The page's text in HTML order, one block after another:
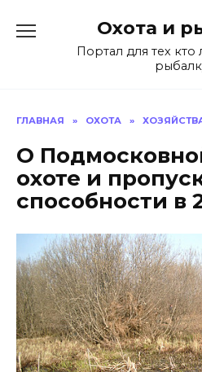
содержанию
Охота и
Портал для тех кто
ГЛАВНАЯ » ОХОТА »
О
охоте и
способности в